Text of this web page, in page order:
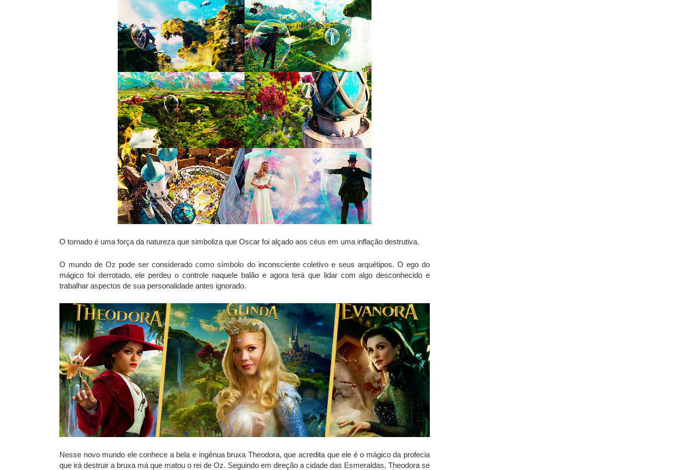
O tornado é uma força da natureza que simboliza que Oscar foi alçado aos céus em uma inflação destrutiva.
O mundo de Oz pode ser considerado como símbolo do inconsciente coletivo e seus arquétipos. O ego do
mágico foi derrotado, ele perdeu o controle naquele balão e agora terá que lidar com algo desconhecido e
trabalhar aspectos de sua personalidade antes ignorado.
Nesse novo mundo ele conhece a bela e ingênua bruxa Theodora, que acredita que ele é o mágico da profecia
que irá destruir a bruxa má que matou o rei de Oz. Seguindo em direção a cidade das Esmeraldas, Theodora se